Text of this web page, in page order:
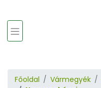
Főoldal Vármegyék